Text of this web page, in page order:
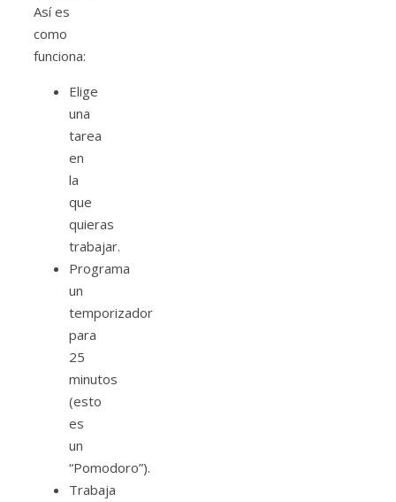
Así es
como
funciona:
Elige
una
tarea
en
la
que
quieras
trabajar.
Programa
un
temporizador
para
25
minutos
(esto
es
un
“Pomodoro”).
Trabaja